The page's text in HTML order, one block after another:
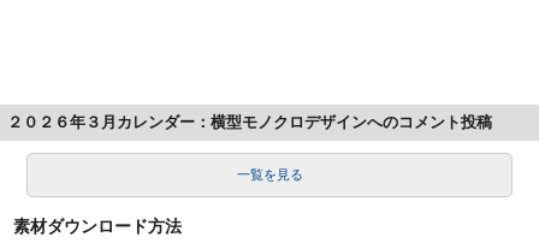
２０２６年３月カレンダー：横型モノクロデザインへのコメント投稿
一覧を見る
素材ダウンロード方法